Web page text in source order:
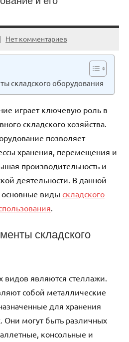
Нет комментариев
складского оборудования
играет ключевую роль в
складского хозяйства.
позволяет
хранения, перемещения и
производительность и
деятельности. В данной
основные виды складского
складского
являются стеллажи.
собой металлические
для хранения
Они могут быть различных
консольные и